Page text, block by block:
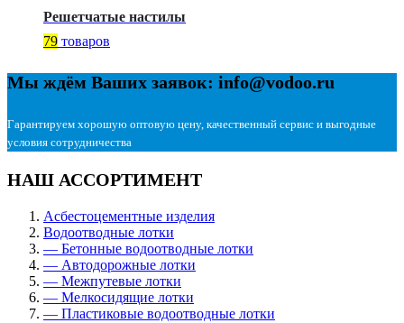
Решетчатые настилы
79 товаров
Мы ждём Ваших заявок: info@vodoo.ru
Гарантируем хорошую оптовую цену, качественный сервис и выгодные
условия сотрудничества
НАШ АССОРТИМЕНТ
Асбестоцементные изделия
Водоотводные лотки
— Бетонные водоотводные лотки
— Автодорожные лотки
— Межпутевые лотки
— Мелкосидящие лотки
— Пластиковые водоотводные лотки